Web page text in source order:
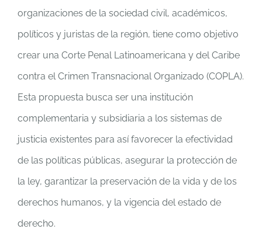
organizaciones de la sociedad civil, académicos,
políticos y juristas de la región, tiene como objetivo
crear una Corte Penal Latinoamericana y del Caribe
contra el Crimen Transnacional Organizado (COPLA).
Esta propuesta busca ser una institución
complementaria y subsidiaria a los sistemas de
justicia existentes para así favorecer la efectividad
de las políticas públicas, asegurar la protección de
la ley, garantizar la preservación de la vida y de los
derechos humanos, y la vigencia del estado de
derecho.